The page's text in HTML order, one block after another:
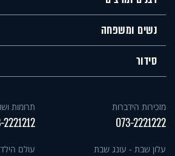
נשים ומשפחה
סידור
מזכירות הידברות
073-2221222
תרומות
עלון שבת - עונג שבת עולם